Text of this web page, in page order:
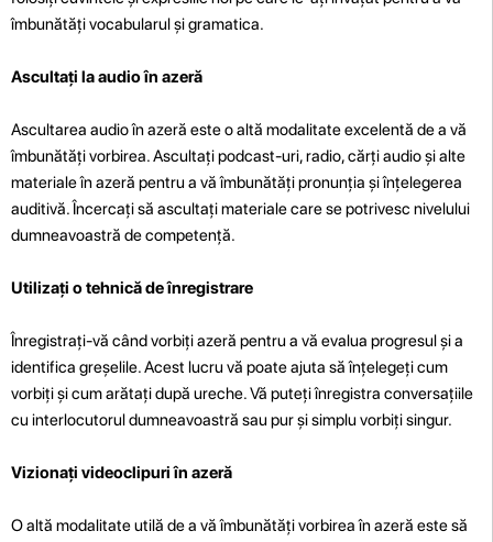
îmbunătăți vocabularul și gramatica.
Ascultați la audio în azeră
Ascultarea audio în azeră este o altă modalitate excelentă de a vă
îmbunătăți vorbirea. Ascultați podcast-uri, radio, cărți audio și alte
materiale în azeră pentru a vă îmbunătăți pronunția și înțelegerea
auditivă. Încercați să ascultați materiale care se potrivesc nivelului
dumneavoastră de competență.
Utilizați o tehnică de înregistrare
Înregistrați-vă când vorbiți azeră pentru a vă evalua progresul și a
identifica greșelile. Acest lucru vă poate ajuta să înțelegeți cum
vorbiți și cum arătați după ureche. Vă puteți înregistra conversațiile
cu interlocutorul dumneavoastră sau pur și simplu vorbiți singur.
Vizionați videoclipuri în azeră
O altă modalitate utilă de a vă îmbunătăți vorbirea în azeră este să